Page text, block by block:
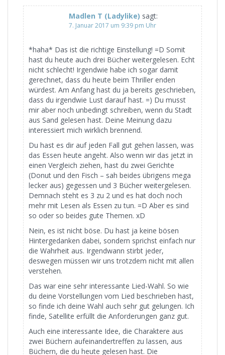
Madlen T (Ladylike) sagt:
7. Januar 2017 um 9:39 pm Uhr
*haha* Das ist die richtige Einstellung! =D Somit
hast du heute auch drei Bücher weitergelesen. Echt
nicht schlecht! Irgendwie habe ich sogar damit
gerechnet, dass du heute beim Thriller enden
würdest. Am Anfang hast du ja bereits geschrieben,
dass du irgendwie Lust darauf hast. =) Du musst
mir aber noch unbedingt schreiben, wenn du Stadt
aus Sand gelesen hast. Deine Meinung dazu
interessiert mich wirklich brennend.
Du hast es dir auf jeden Fall gut gehen lassen, was
das Essen heute angeht. Also wenn wir das jetzt in
einen Vergleich ziehen, hast du zwei Gerichte
(Donut und den Fisch – sah beides übrigens mega
lecker aus) gegessen und 3 Bücher weitergelesen.
Demnach steht es 3 zu 2 und es hat doch noch
mehr mit Lesen als Essen zu tun. =D Aber es sind
so oder so beides gute Themen. xD
Nein, es ist nicht böse. Du hast ja keine bösen
Hintergedanken dabei, sondern sprichst einfach nur
die Wahrheit aus. Irgendwann stirbt jeder,
deswegen müssen wir uns trotzdem nicht mit allen
verstehen.
Das war eine sehr interessante Lied-Wahl. So wie
du deine Vorstellungen vom Lied beschrieben hast,
so finde ich deine Wahl auch sehr gut gelungen. Ich
finde, Satellite erfüllt die Anforderungen ganz gut.
Auch eine interessante Idee, die Charaktere aus
zwei Büchern aufeinandertreffen zu lassen, aus
Büchern, die du heute gelesen hast. Die